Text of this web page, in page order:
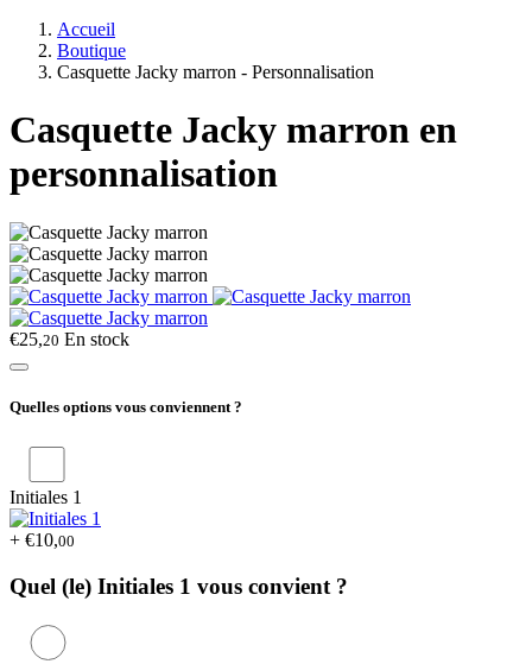
Accueil
Boutique
Casquette Jacky marron - Personnalisation
Casquette Jacky marron en
personnalisation
€25,20 En stock
Quelles options vous conviennent ?
Initiales 1
+ €10,00
Quel (le) Initiales 1 vous convient ?